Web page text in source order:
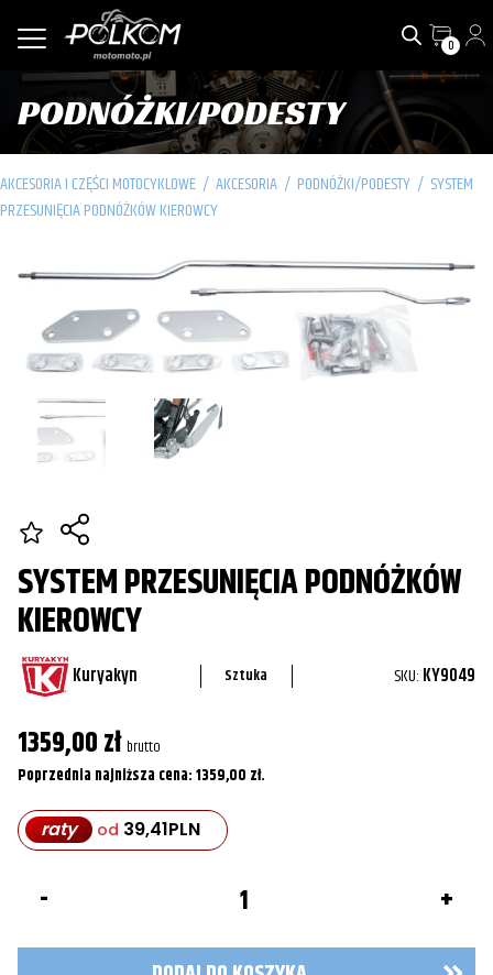
0
PODNÓŻKI/PODESTY
AKCESORIA I CZĘŚCI MOTOCYKLOWE / AKCESORIA / PODNÓŻKI/PODESTY / SYSTEM
PRZESUNIĘCIA PODNÓŻKÓW KIEROWCY
SYSTEM PRZESUNIĘCIA PODNÓŻKÓW
KIEROWCY
Kuryakyn Sztuka SKU: KY9049
1359,00zł brutto
Poprzednia najniższa cena:1359,00 zł.
raty od 39,41PLN
kierowcy